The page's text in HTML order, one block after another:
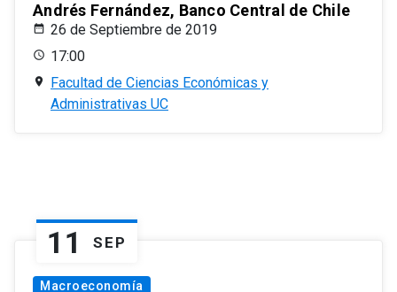
Andrés Fernández, Banco Central de Chile
26 de Septiembre de 2019
17:00
Facultad de Ciencias Económicas y
Administrativas UC
11 SEP
Macroeconomía